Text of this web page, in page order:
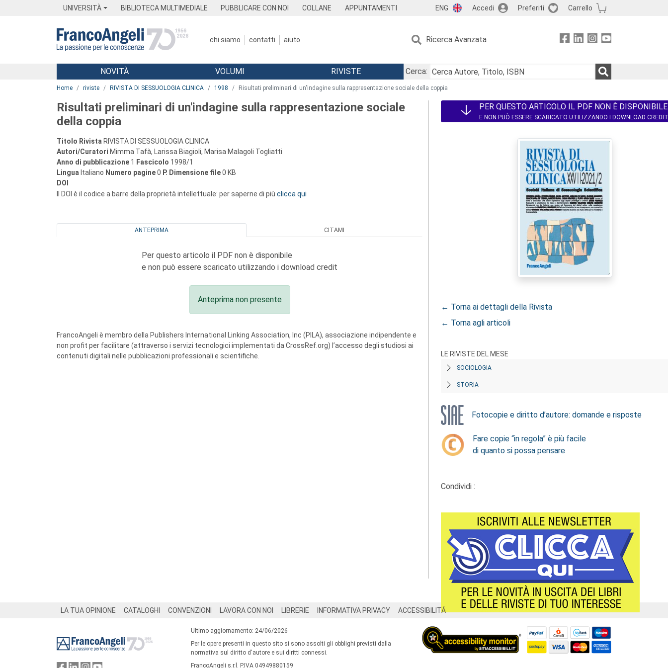
UNIVERSITÀ BIBLIOTECA MULTIMEDIALE PUBBLICARE CON NOI COLLANE APPUNTAMENTI ENG Accedi Preferiti Carrello
chi siamo contatti aiuto Ricerca Avanzata
Menu
NOVITÀ VOLUMI RIVISTE
Cerca:
Home riviste RIVISTA DI SESSUOLOGIA CLINICA 1998 Risultati preliminari di un'indagine sulla rappresentazione sociale della coppia
Risultati preliminari di un'indagine sulla rappresentazione sociale
della coppia
Titolo Rivista RIVISTA DI SESSUOLOGIA CLINICA
Autori/Curatori Mimma Tafà, Larissa Biagioli, Marisa Malagoli Togliatti
Anno di pubblicazione 1 Fascicolo 1998/1
Lingua Italiano Numero pagine0 P. Dimensione file0 KB
DOI
Il DOI è il codice a barre della proprietà intellettuale: per saperne di più clicca qui
ANTEPRIMA CITAMI
Per questo articolo il PDF non è disponibile
e non può essere scaricato utilizzando i download credit
Anteprima non presente
FrancoAngeli è membro della Publishers International Linking Association, Inc (PILA), associazione indipendente e
non profit per facilitare (attraverso i servizi tecnologici implementati da CrossRef.org) l’accesso degli studiosi ai
contenuti digitali nelle pubblicazioni professionali e scientifiche.
PER QUESTO ARTICOLO IL PDF NON È DISPONIBILE
E NON PUÒ ESSERE SCARICATO UTILIZZANDO I DOWNLOAD CREDIT
← Torna ai dettagli della Rivista
← Torna agli articoli
LE RIVISTE DEL MESE
SOCIOLOGIA
STORIA
Fotocopie e diritto d’autore: domande e risposte
Fare copie “in regola” è più facile
di quanto si possa pensare
Condividi :
LA TUA OPINIONE CATALOGHI CONVENZIONI LAVORA CON NOI LIBRERIE INFORMATIVA PRIVACY ACCESSIBILITÁ
Ultimo aggiornamento: 24/06/2026
Per le opere presenti in questo sito si sono assolti gli obblighi previsti dalla
normativa sul diritto d'autore e sui diritti connessi.
FrancoAngeli s.r.l. P.IVA 04949880159